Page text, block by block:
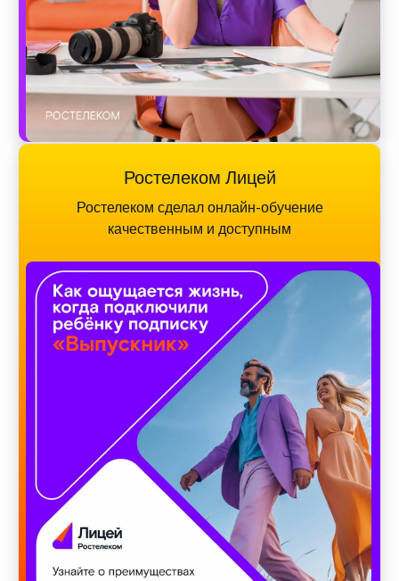
Ростелеком Лицей
Ростелеком сделал онлайн-обучение
качественным и доступным